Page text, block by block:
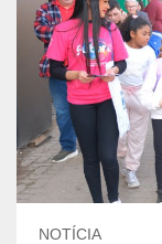
NOTÍCIA